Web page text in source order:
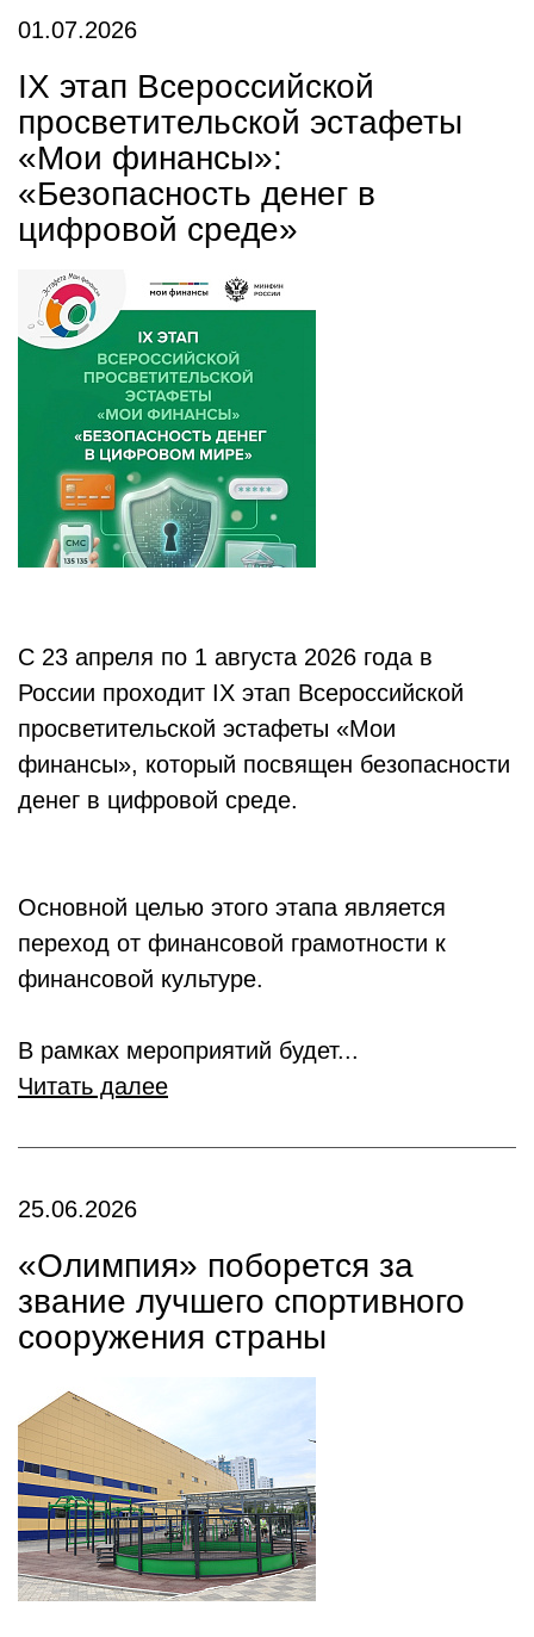
01.07.2026
IX этап Всероссийской
просветительской эстафеты
«Мои финансы»:
«Безопасность денег в
цифровой среде»
С 23 апреля по 1 августа 2026 года в
России проходит IX этап Всероссийской
просветительской эстафеты «Мои
финансы», который посвящен безопасности
денег в цифровой среде.
Основной целью этого этапа является
переход от финансовой грамотности к
финансовой культуре.
В рамках мероприятий будет...
Читать далее
25.06.2026
«Олимпия» поборется за
звание лучшего спортивного
сооружения страны